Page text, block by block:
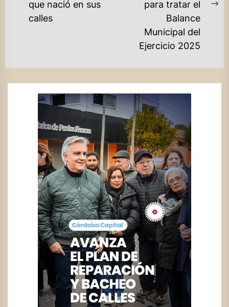
post:
que nació en sus
calles
para tratar el
Balance
Municipal del
Ejercicio 2025